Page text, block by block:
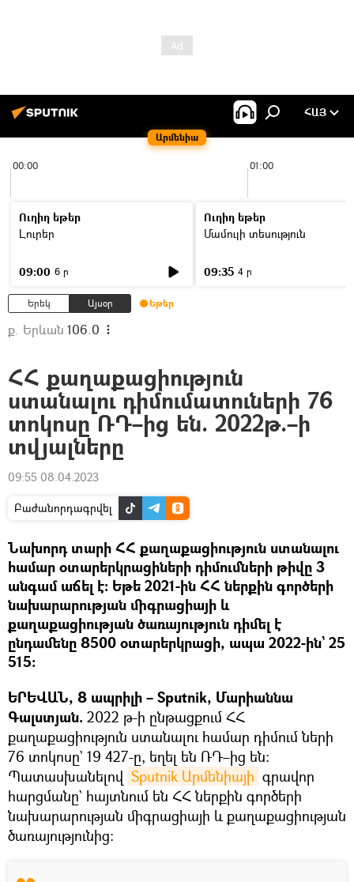
Արմենիա
ՀԱՅ
00:00 01:00
Ուղիղ եթեր
Լուրեր
09:00 6 ր
Ուղիղ եթեր
Մամուլի տեսություն
09:35 4 ր
Երեկ Այսօր Եթեր
ք. Երևան 106.0
ՀՀ քաղաքացիություն
ստանալու դիմումատուների 76
տոկոսը ՌԴ–ից են. 2022թ.–ի
տվյալները
09:55 08.04.2023
Բաժանորդագրվել
Նախորդ տարի ՀՀ քաղաքացիություն ստանալու
համար օտարերկրացիների դիմումների թիվը 3
անգամ աճել է։ Եթե 2021-ին ՀՀ ներքին գործերի
նախարարության միգրացիայի և
քաղաքացիության ծառայություն դիմել է
ընդամենը 8500 օտարերկրացի, ապա 2022-ին` 25
515։
ԵՐԵՎԱՆ, 8 ապրիլի – Sputnik, Մարիաննա
Գալստյան. 2022 թ-ի ընթացքում ՀՀ
քաղաքացիություն ստանալու համար դիմում ների
76 տոկոսը` 19 427-ը, եղել են ՌԴ–ից են։
Պատասխանելով Sputnik Արմենիայի գրավոր
հարցմանը` հայտնում են ՀՀ ներքին գործերի
նախարարության միգրացիայի և քաղաքացիության
ծառայությունից։